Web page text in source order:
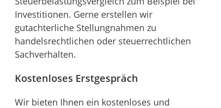
Investitionen. Gerne erstellen wir
gutachterliche Stellungnahmen zu
handelsrechtlichen oder steuerrechtlichen
Sachverhalten.
Kostenloses Erstgespräch
Wir bieten Ihnen ein kostenloses und